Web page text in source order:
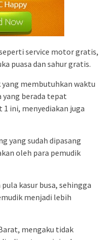
service motor gratis,
puasa dan sahur gratis.
yang membutuhkan waktu
yang berada tepat
ini, menyediakan juga
yang sudah dipasang
oleh para pemudik
kasur busa, sehingga
menjadi lebih
mengaku tidak